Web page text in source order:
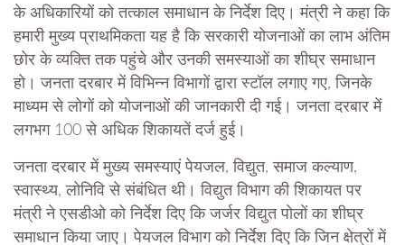
के अधिकारियों को तत्काल समाधान के निर्देश दिए। मंत्री ने कहा कि
हमारी मुख्य प्राथमिकता यह है कि सरकारी योजनाओं का लाभ अंतिम
छोर के व्यक्ति तक पहुंचे और उनकी समस्याओं का शीघ्र समाधान
हो। जनता दरबार में विभिन्न विभागों द्वारा स्टॉल लगाए गए, जिनके
माध्यम से लोगों को योजनाओं की जानकारी दी गई। जनता दरबार में
लगभग 100 से अधिक शिकायतें दर्ज हुई।
जनता दरबार में मुख्य समस्याएं पेयजल, विद्युत, समाज कल्याण,
स्वास्थ्य, लोनिवि से संबंधित थी। विद्युत विभाग की शिकायत पर
मंत्री ने एसडीओ को निर्देश दिए कि जर्जर विद्युत पोलों का शीघ्र
समाधान किया जाए। पेयजल विभाग को निर्देश दिए कि जिन क्षेत्रों में